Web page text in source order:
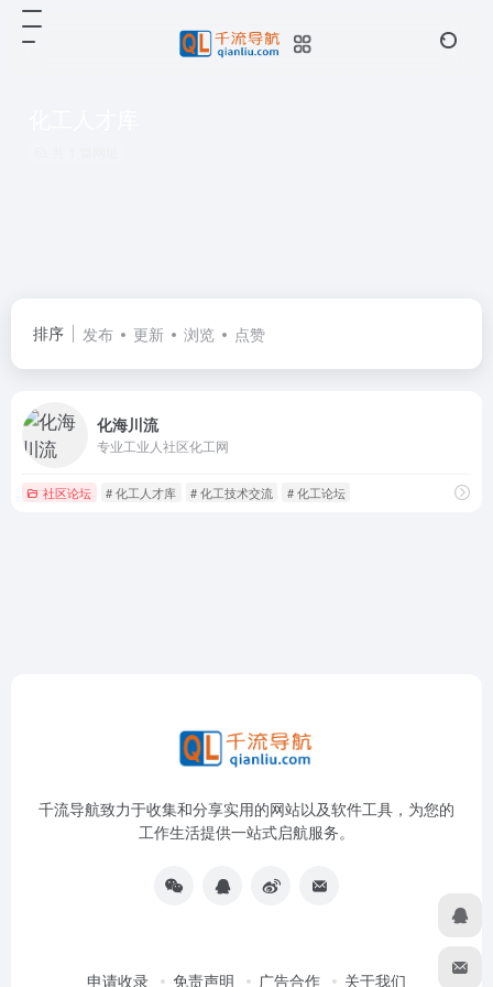
排序 发布 更新 浏览 点赞
化海川流
专业工业人社区化工网
社区论坛 # 化工人才库 # 化工技术交流 # 化工论坛
千流导航致力于收集和分享实用的网站以及软件工具，为您的
工作生活提供一站式启航服务。
申请收录 免责声明 广告合作 关于我们